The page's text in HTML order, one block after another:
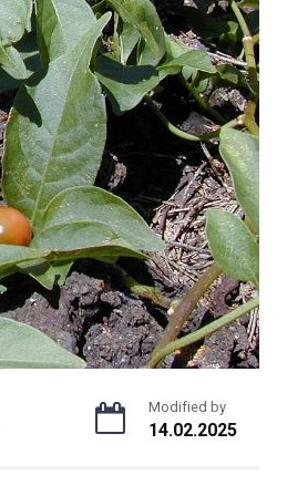
Modified by
14.02.2025